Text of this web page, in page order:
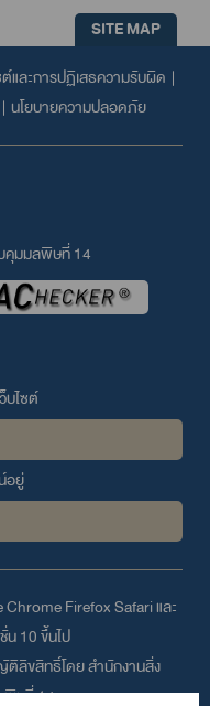
SITE MAP
ต์และการปฏิเสธความรับผิด |
| นโยบายความปลอดภัย
คุมมลพิษที่ 14
บไซต์
อยู่
ChromeFirefoxSafariและ
น 10 ขึ้นไป
ลิขสิทธิ์โดย สำนักงานสิ่ง
พิษที่ 14